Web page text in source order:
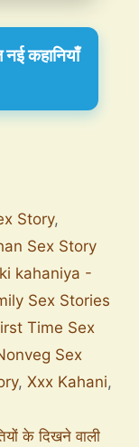
कहानियाँ
Story,
Sex Story
kahaniya -
Sex Stories
Time Sex
Sex
, Xxx Kahani,
के दिखने वाली